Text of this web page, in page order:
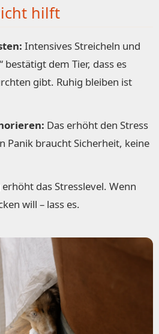
hilft
Intensives Streicheln und
bestätigt dem Tier, dass es
gibt. Ruhig bleiben ist
Das erhöht den Stress
Panik braucht Sicherheit, keine
das Stresslevel. Wenn
will – lass es.